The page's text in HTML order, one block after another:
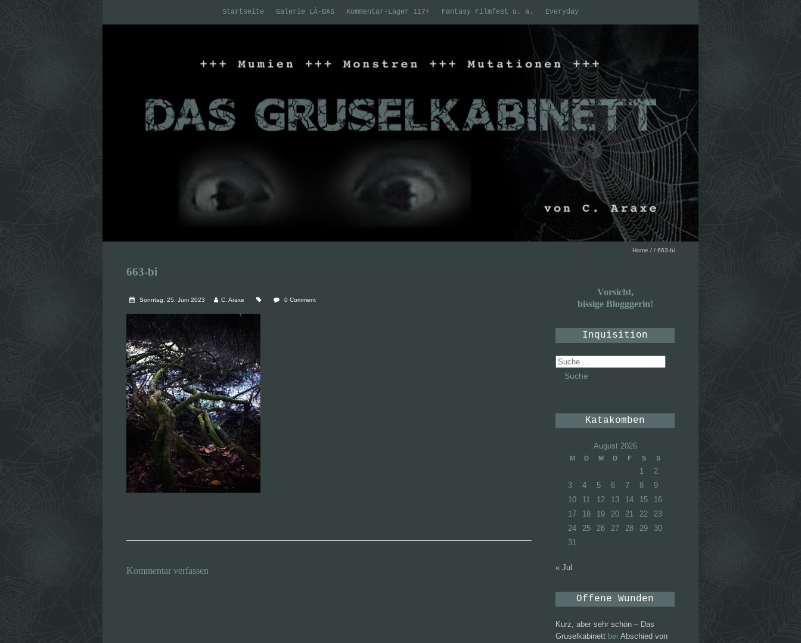
Startseite Galerie LÀ-BAS Kommentar-Lager 117+ Fantasy Filmfest u. a. Everyday
Home / / 663-bi
663-bi
Sonntag, 25. Juni 2023 C. Araxe 0 Comment
Kommentar verfassen
Vorsicht,
bissige Blogggerin!
Inquisition
Suche
nach:
Katakomben
August 2026
M D M D F S S
1
2
3
4 5 6 7 8
9
10
11 12 13 14 15
16
17
18 19 20 21 22
23
24
25 26 27 28 29
30
31
« Jul
Offene Wunden
Kurz, aber sehr schön – Das
Gruselkabinett bei Abschied von